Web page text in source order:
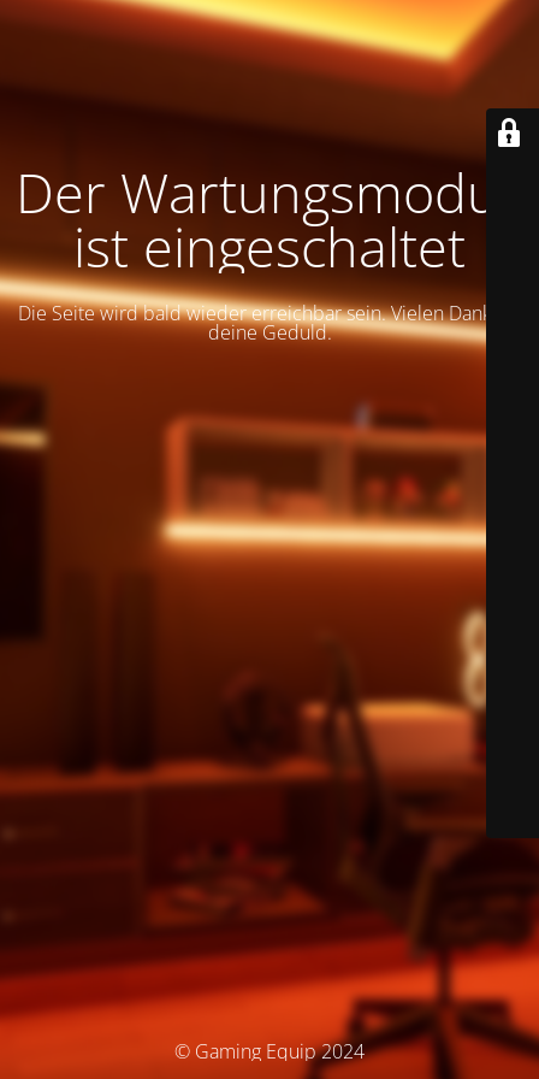
Der Wartungsmodus
ist eingeschaltet
Die Seite wird bald wieder erreichbar sein. Vielen Dank für
deine Geduld.
© Gaming Equip 2024